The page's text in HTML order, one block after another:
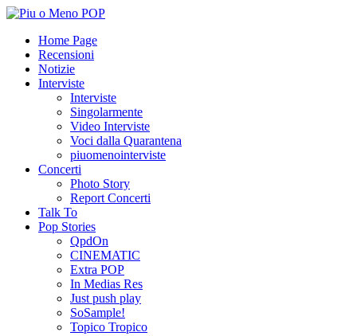
Home Page
Recensioni
Notizie
Interviste
Interviste
Singolarmente
Video Interviste
Voci dalla Quarantena
piuomenointerviste
Concerti
Photo Story
Report Concerti
Talk To
Pop Stories
QpdOn
CINEMATIC
Extra POP
In Medias Res
Just push play
SoSample!
Topico Tropico